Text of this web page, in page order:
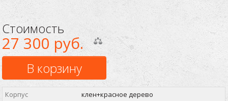
Стоимость
27 300 руб.
В корзину
Корпус
клен+красное дерево